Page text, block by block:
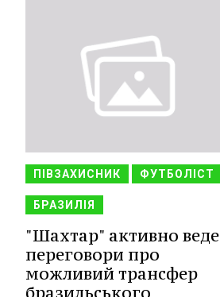
ПІВЗАХИСНИК ФУТБОЛІСТ
БРАЗИЛІЯ
"Шахтар" активно веде
переговори про
можливий трансфер
бразильського